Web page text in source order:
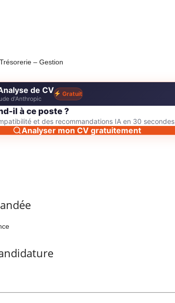
– Gestion
de CV
d'Anthropic
Gratuit
il à ce poste ?
et des recommandations IA en 30 secondes
Analyser mon CV gratuitement